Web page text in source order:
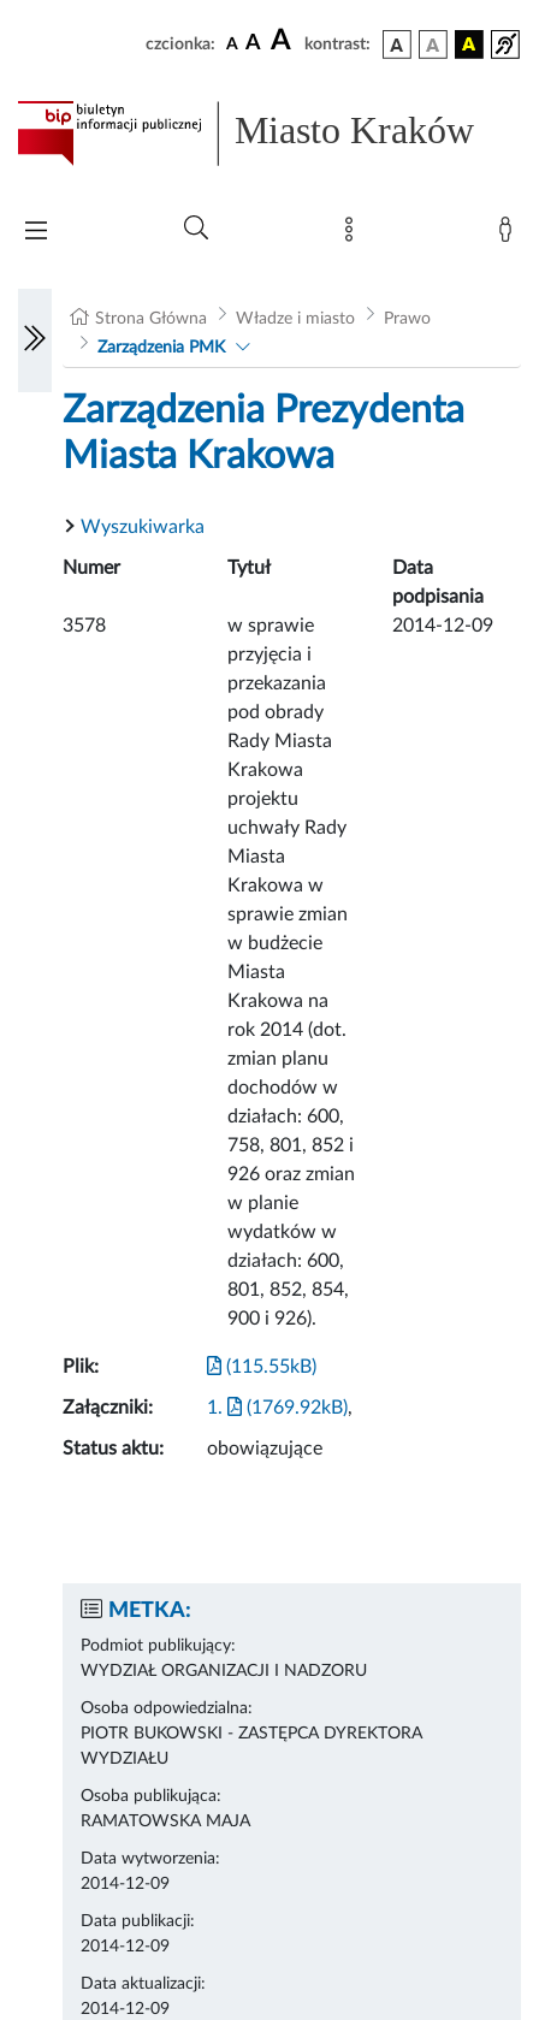
czcionka: A A A kontrast:
Miasto Kraków
Strona Główna Władze i miasto
Prawo
Zarządzenia PMK
Zarządzenia Prezydenta
Miasta Krakowa
Wyszukiwarka
Numer Tytuł
Data
podpisania
3578
w sprawie
przyjęcia i
przekazania
pod obrady
Rady Miasta
Krakowa
projektu
uchwały Rady
Miasta
Krakowa w
sprawie zmian
w budżecie
Miasta
Krakowa na
rok 2014 (dot.
zmian planu
dochodów w
działach: 600,
758, 801, 852 i
926 oraz zmian
w planie
wydatków w
działach: 600,
801, 852, 854,
900 i 926).
2014-12-09
Plik: (115.55kB)
Załączniki: 1. (1769.92kB),
Status aktu: obowiązujące
METKA:
Podmiot publikujący:
WYDZIAŁ ORGANIZACJI I NADZORU
Osoba odpowiedzialna:
PIOTR BUKOWSKI - ZASTĘPCA DYREKTORA
WYDZIAŁU
Osoba publikująca:
RAMATOWSKA MAJA
Data wytworzenia:
2014-12-09
Data publikacji:
2014-12-09
Data aktualizacji:
2014-12-09